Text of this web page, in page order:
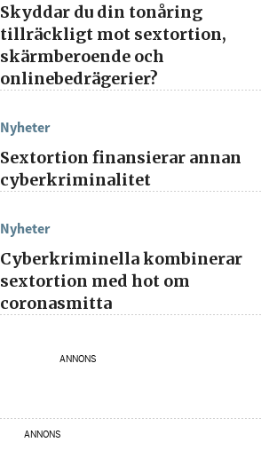
Skyddar du din tonåring
tillräckligt mot sextortion,
skärmberoende och
onlinebedrägerier?
Nyheter
Sextortion finansierar annan
cyberkriminalitet
Nyheter
Cyberkriminella kombinerar
sextortion med hot om
coronasmitta
ANNONS
ANNONS